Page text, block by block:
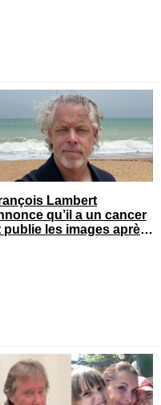
Lambert
qu’il a un cancer
publie les images après